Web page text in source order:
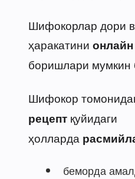
Шифокорлар дори
ҳаракатини онлайн
боришлари мумкин
Шифокор
рецепт қуйидаги
ҳолларда
беморда